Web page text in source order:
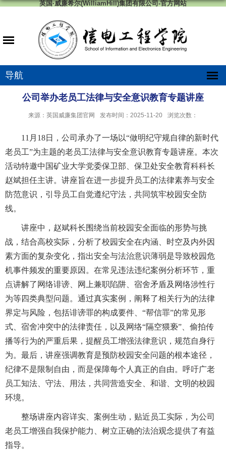
英国·威廉希尔(WilliamHill)集团有限公司-官方网站
导航
公司举办老员工法律与安全意识教育专题讲座
来源：英国威廉集团官网 发布时间：2025-11-20 浏览次数：
11月18日，公司承办了一场以“做明纪守规自律的新时代
老员工”为主题的老员工法律与安全意识教育专题讲座。本次
活动特邀中国矿业大学党委保卫部、保卫处安全教育科科长
赵斌担任主讲。讲座旨在进一步提升员工的法律素养与安全
防范意识，引导员工自觉遵纪守法，共同筑牢校园安全防
线。
讲座中，赵斌科长围绕当前校园安全面临的形势与挑
战，结合高校实际，分析了校园安全在内涵、时空及内外因
素方面的复杂变化，指出安全与法治意识薄弱是导致校园危
机事件频发的重要原因。在常见违法违纪案例分析环节，重
点讲解了网络诽谤、网上兼职陷阱、宿舍矛盾及网络涉性行
为等四类典型问题。通过真实案例，阐释了相关行为的法律
界定与风险，包括诽谤罪的构成要件、 “帮信罪”的常见形
式、宿舍冲突中的法律责任，以及网络“隔空猥亵”、偷拍传
播等行为的严重后果，提醒员工增强法律意识，规范自身行
为。最后，讲座强调教育是预防校园安全问题的根本途径，
纪律不是限制自由，而是保障每个人真正的自由。呼吁广老
员工知法、守法、用法，共同营造安全、和谐、文明的校园
环境。
整场讲座内容详实、案例生动，贴近员工实际，为公司
老员工增强自我保护能力、树立正确的法治观念提供了有益
指导。